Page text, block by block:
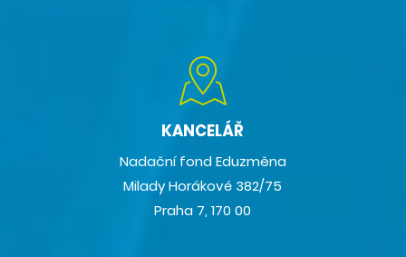
KANCELÁŘ
Nadační fond Eduzměna
Milady Horákové 382/75
Praha 7, 170 00